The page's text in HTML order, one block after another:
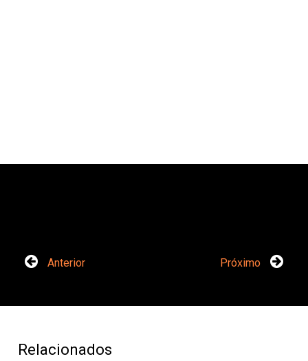
Anterior Próximo
Relacionados